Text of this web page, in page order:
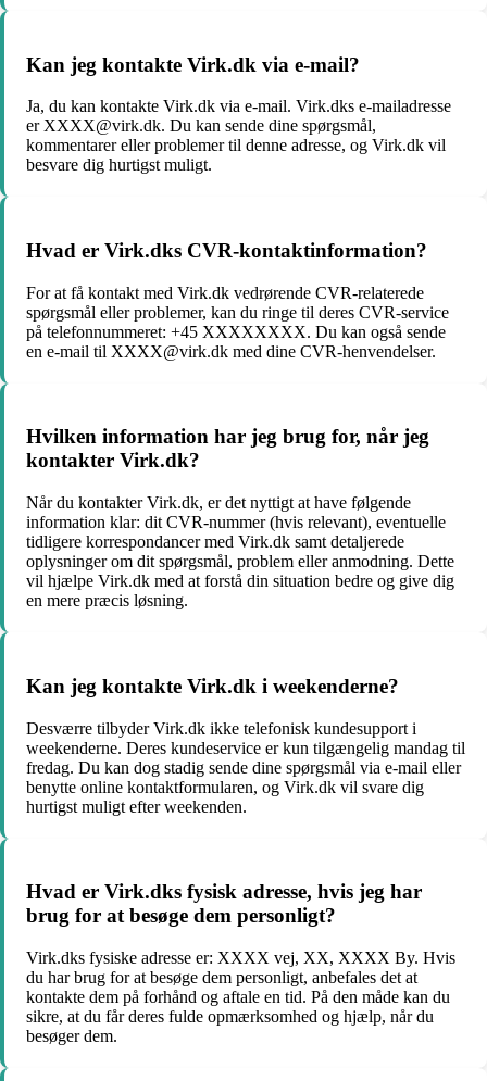
Kan jeg kontakte Virk.dk via e-mail?
Ja, du kan kontakte Virk.dk via e-mail. Virk.dks e-mailadresse
er XXXX@virk.dk. Du kan sende dine spørgsmål,
kommentarer eller problemer til denne adresse, og Virk.dk vil
besvare dig hurtigst muligt.
Hvad er Virk.dks CVR-kontaktinformation?
For at få kontakt med Virk.dk vedrørende CVR-relaterede
spørgsmål eller problemer, kan du ringe til deres CVR-service
på telefonnummeret: +45 XXXXXXXX. Du kan også sende
en e-mail til XXXX@virk.dk med dine CVR-henvendelser.
Hvilken information har jeg brug for, når jeg
kontakter Virk.dk?
Når du kontakter Virk.dk, er det nyttigt at have følgende
information klar: dit CVR-nummer (hvis relevant), eventuelle
tidligere korrespondancer med Virk.dk samt detaljerede
oplysninger om dit spørgsmål, problem eller anmodning. Dette
vil hjælpe Virk.dk med at forstå din situation bedre og give dig
en mere præcis løsning.
Kan jeg kontakte Virk.dk i weekenderne?
Desværre tilbyder Virk.dk ikke telefonisk kundesupport i
weekenderne. Deres kundeservice er kun tilgængelig mandag til
fredag. Du kan dog stadig sende dine spørgsmål via e-mail eller
benytte online kontaktformularen, og Virk.dk vil svare dig
hurtigst muligt efter weekenden.
Hvad er Virk.dks fysisk adresse, hvis jeg har
brug for at besøge dem personligt?
Virk.dks fysiske adresse er: XXXX vej, XX, XXXX By. Hvis
du har brug for at besøge dem personligt, anbefales det at
kontakte dem på forhånd og aftale en tid. På den måde kan du
sikre, at du får deres fulde opmærksomhed og hjælp, når du
besøger dem.